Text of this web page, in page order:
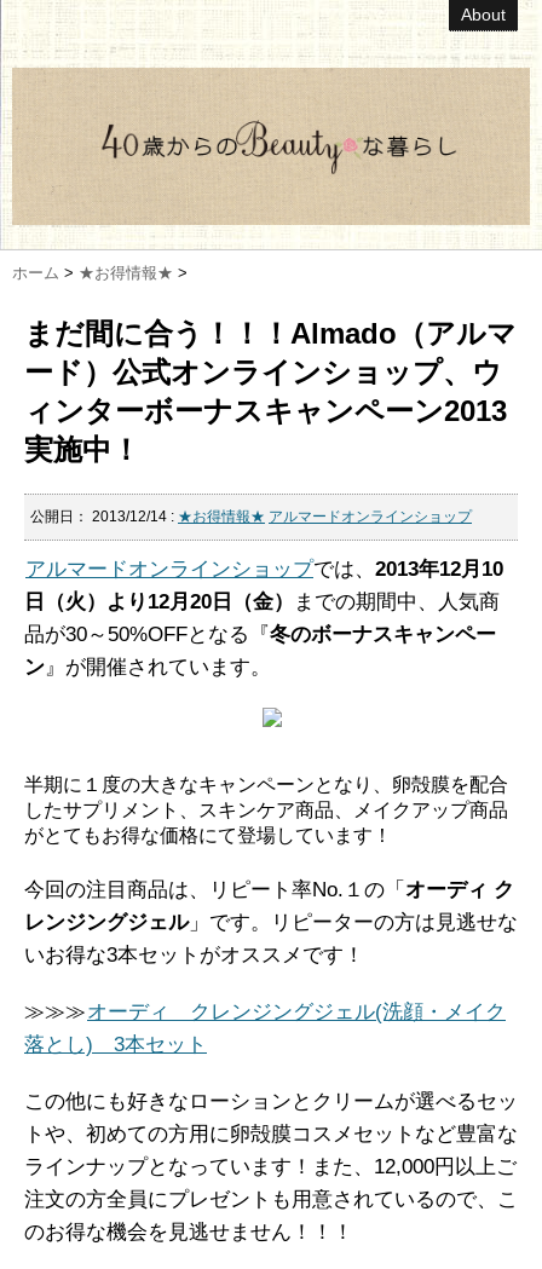
About
ホーム > ★お得情報★ >
まだ間に合う！！！Almado（アルマ
ード）公式オンラインショップ、ウ
ィンターボーナスキャンペーン2013
実施中！
公開日： 2013/12/14 : ★お得情報★ アルマードオンラインショップ
アルマードオンラインショップでは、 2013年12月10
日（火）より12月20日（金）
までの期間中、人気商
品が30～50%OFFとなる『冬のボーナスキャンペー
ン』が開催されています。
半期に１度の大きなキャンペーンとなり、卵殻膜を配合
したサプリメント、スキンケア商品、メイクアップ商品
がとてもお得な価格にて登場しています！
今回の注目商品は、リピート率No.１の「 オーディ ク
レンジングジェル」です。リピーターの方は見逃せな
いお得な3本セットがオススメです！
≫≫≫オーディ クレンジングジェル(洗顔・メイク
落とし) 3本セット
この他にも好きなローションとクリームが選べるセッ
トや、初めての方用に卵殻膜コスメセットなど豊富な
ラインナップとなっています！また、12,000円以上ご
注文の方全員にプレゼントも用意されているので、こ
のお得な機会を見逃せません！！！